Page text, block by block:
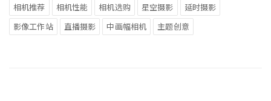
相机推荐
相机性能 相机选购 星空摄影
延时摄影
影像工作站
直播摄影 中画幅相机 主题创意